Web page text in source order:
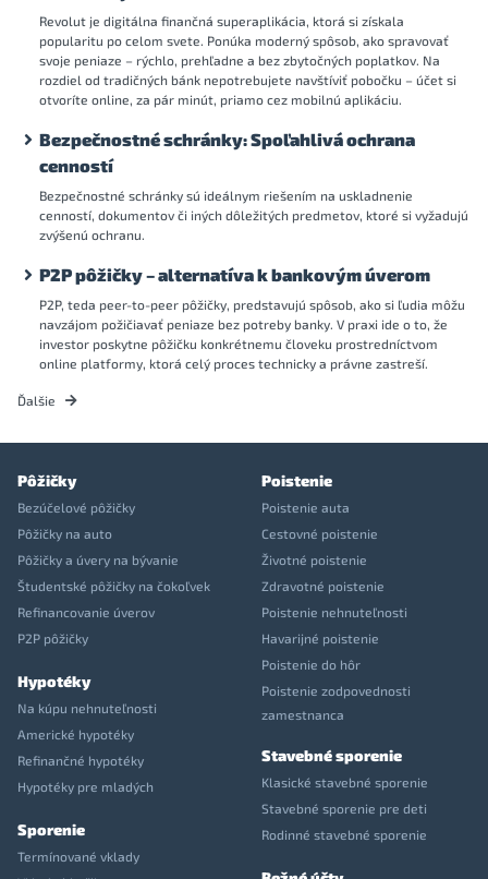
Revolut je digitálna finančná superaplikácia, ktorá si získala
popularitu po celom svete. Ponúka moderný spôsob, ako spravovať
svoje peniaze – rýchlo, prehľadne a bez zbytočných poplatkov. Na
rozdiel od tradičných bánk nepotrebujete navštíviť pobočku – účet si
otvoríte online, za pár minút, priamo cez mobilnú aplikáciu.
Bezpečnostné schránky: Spoľahlivá ochrana
cenností
Bezpečnostné schránky sú ideálnym riešením na uskladnenie
cenností, dokumentov či iných dôležitých predmetov, ktoré si vyžadujú
zvýšenú ochranu.
P2P pôžičky – alternatíva k bankovým úverom
P2P, teda peer-to-peer pôžičky, predstavujú spôsob, ako si ľudia môžu
navzájom požičiavať peniaze bez potreby banky. V praxi ide o to, že
investor poskytne pôžičku konkrétnemu človeku prostredníctvom
online platformy, ktorá celý proces technicky a právne zastreší.
Ďalšie
Pôžičky
Bezúčelové pôžičky
Pôžičky na auto
Pôžičky a úvery na bývanie
Študentské pôžičky na čokoľvek
Refinancovanie úverov
P2P pôžičky
Hypotéky
Na kúpu nehnuteľnosti
Americké hypotéky
Refinančné hypotéky
Hypotéky pre mladých
Sporenie
Termínované vklady
Poistenie
Poistenie auta
Cestovné poistenie
Životné poistenie
Zdravotné poistenie
Poistenie nehnuteľnosti
Havarijné poistenie
Poistenie do hôr
Poistenie zodpovednosti
zamestnanca
Stavebné sporenie
Klasické stavebné sporenie
Stavebné sporenie pre deti
Rodinné stavebné sporenie